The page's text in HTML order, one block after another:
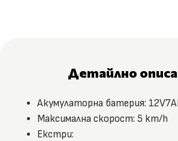
Детайлно
Акумулаторна батерия:
Максимална скорост: 5 km/h
Екстри: